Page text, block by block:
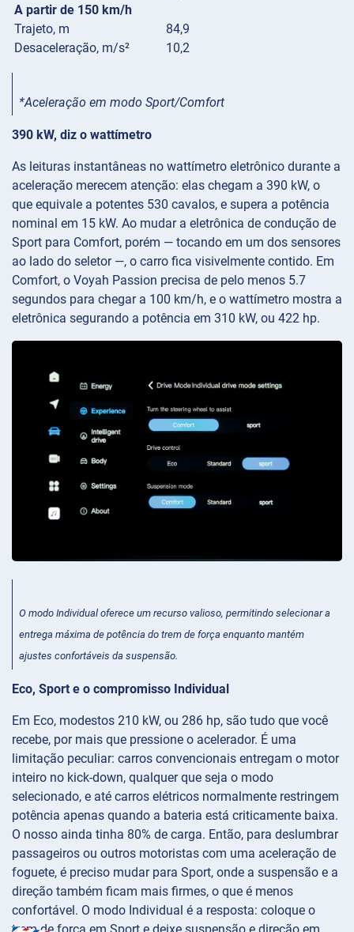
A partir de 150 km/h
Trajeto, m
Desaceleração, m/s²
84,9
10,2
*Aceleração em modo Sport/Comfort
390 kW, diz o wattímetro
As leituras instantâneas no wattímetro eletrônico durante a
aceleração merecem atenção: elas chegam a 390 kW, o
que equivale a potentes 530 cavalos, e supera a potência
nominal em 15 kW. Ao mudar a eletrônica de condução de
Sport para Comfort, porém — tocando em um dos sensores
ao lado do seletor —, o carro fica visivelmente contido. Em
Comfort, o Voyah Passion precisa de pelo menos 5.7
segundos para chegar a 100 km/h, e o wattímetro mostra a
eletrônica segurando a potência em 310 kW, ou 422 hp.
O modo Individual oferece um recurso valioso, permitindo selecionar a
entrega máxima de potência do trem de força enquanto mantém
ajustes confortáveis da suspensão.
Eco, Sport e o compromisso Individual
Em Eco, modestos 210 kW, ou 286 hp, são tudo que você
recebe, por mais que pressione o acelerador. É uma
limitação peculiar: carros convencionais entregam o motor
inteiro no kick-down, qualquer que seja o modo
selecionado, e até carros elétricos normalmente restringem
potência apenas quando a bateria está criticamente baixa.
O nosso ainda tinha 80% de carga. Então, para deslumbrar
passageiros ou outros motoristas com uma aceleração de
foguete, é preciso mudar para Sport, onde a suspensão e a
direção também ficam mais firmes, o que é menos
confortável. O modo Individual é a resposta: coloque o